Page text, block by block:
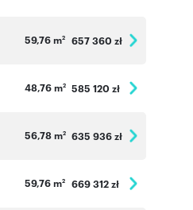
59,76 m2 657 360 zł
48,76 m2 585 120 zł
56,78 m2 635 936 zł
59,76 m2 669 312 zł